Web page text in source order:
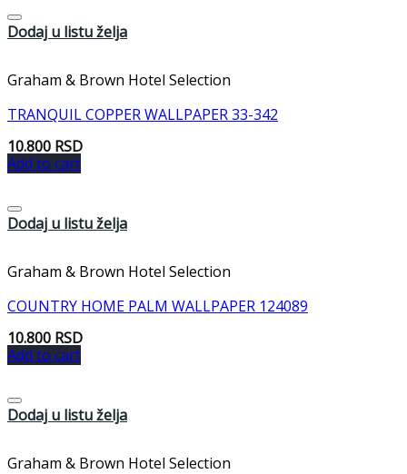
Dodaj u listu želja
Graham & Brown Hotel Selection
TRANQUIL COPPER WALLPAPER 33-342
10.800 RSD
Add to cart
Dodaj u listu želja
Graham & Brown Hotel Selection
COUNTRY HOME PALM WALLPAPER 124089
10.800 RSD
Add to cart
Dodaj u listu želja
Graham & Brown Hotel Selection